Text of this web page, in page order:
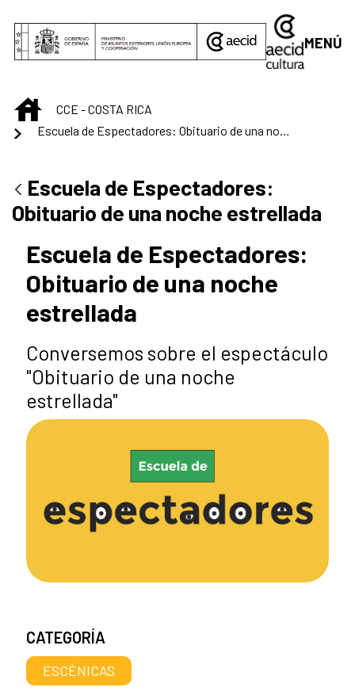
MENÚ
INICIO
CCE - COSTA RICA
Escuela de Espectadores:
Obituario de una noche estrellada
Escuela de Espectadores:
Obituario de una noche
estrellada
Conversemos sobre el espectáculo
"Obituario de una noche
estrellada"
CATEGORÍA
ESCÉNICAS